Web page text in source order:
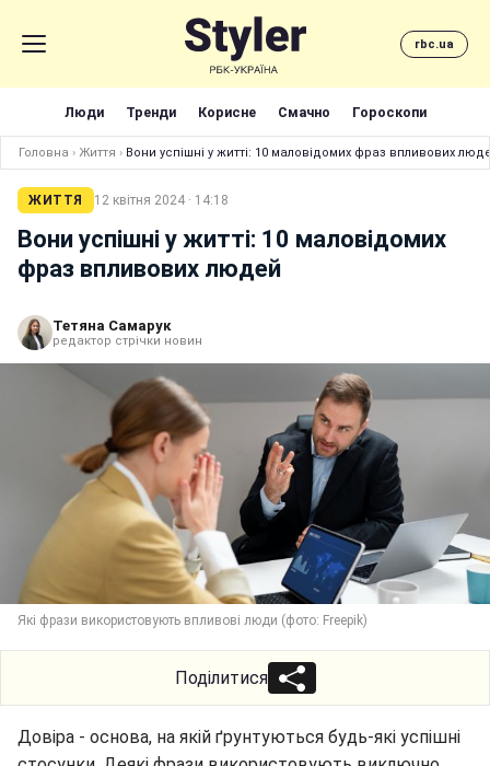
rbc.ua
Люди Тренди Корисне Смачно Гороскопи
Головна › Життя › Вони успішні у житті: 10 маловідомих фраз впливових
ЖИТТЯ 12 квітня 2024 · 14:18
Вони успішні у житті: 10 маловідомих
фраз впливових людей
Тетяна Самарук
редактор стрічки новин
Які фрази використовують впливові люди (фото: Freepik)
Поділитися
Довіра - основа, на якій ґрунтуються будь-які успішні